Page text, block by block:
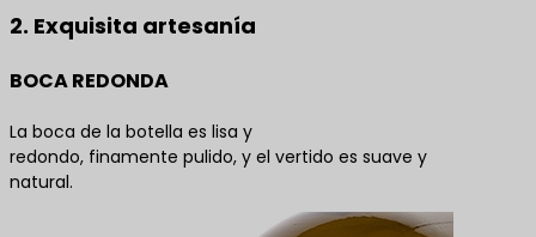
2. Exquisita artesanía
BOCA REDONDA
La boca de la botella es lisa y
redondo, finamente pulido, y el vertido es suave y
natural.